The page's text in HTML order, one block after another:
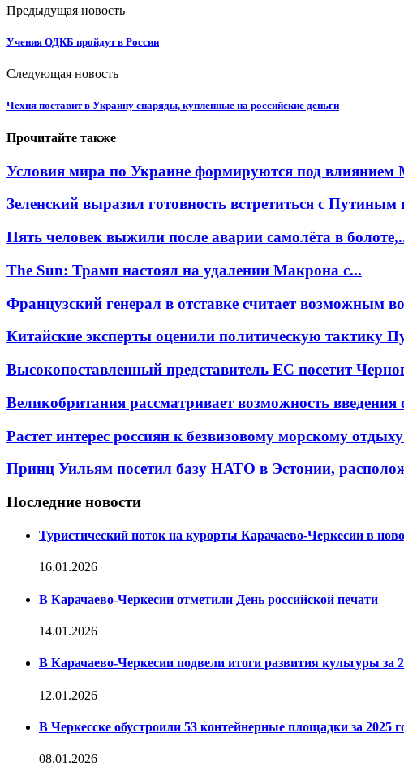
Предыдущая новость
Учения ОДКБ пройдут в России
Следующая новость
Чехия поставит в Украину снаряды, купленные на российские деньги
Прочитайте также
Условия мира по Украине формируются под влиянием
Зеленский выразил готовность встретиться с Путиным
Пять человек выжили после аварии самолёта в
The Sun: Трамп настоял на удалении Макрона с...
Французский генерал в отставке считает возможным
Китайские эксперты оценили политическую тактику
Высокопоставленный представитель ЕС посетит
Великобритания рассматривает возможность
Растет интерес россиян к безвизовому морскому
Принц Уильям посетил базу НАТО в Эстонии,
Последние новости
Туристический поток на курорты Карачаево-Черкесии в
16.01.2026
В Карачаево-Черкесии отметили День российской печати
14.01.2026
В Карачаево-Черкесии подвели итоги развития культуры за
12.01.2026
В Черкесске обустроили 53 контейнерные площадки за 2025
08.01.2026